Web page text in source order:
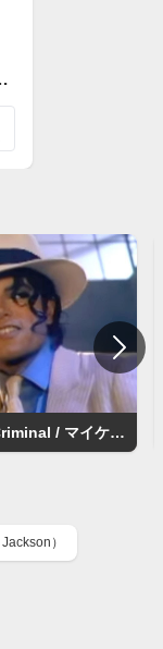
Jackson）
Smooth Criminal / マイケル・ジャクソン（Michael Jackson）
）